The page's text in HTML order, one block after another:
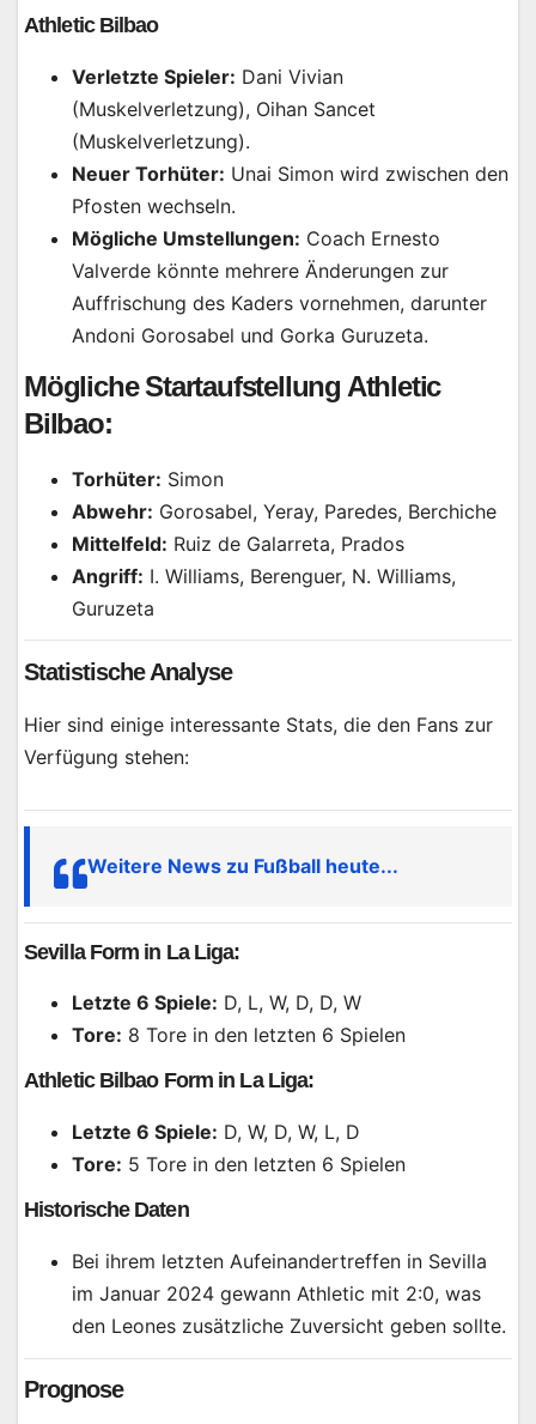
Athletic Bilbao
Verletzte Spieler: Dani Vivian
(Muskelverletzung), Oihan Sancet
(Muskelverletzung).
Neuer Torhüter: Unai Simon wird zwischen den
Pfosten wechseln.
Mögliche Umstellungen: Coach Ernesto
Valverde könnte mehrere Änderungen zur
Auffrischung des Kaders vornehmen, darunter
Andoni Gorosabel und Gorka Guruzeta.
Mögliche Startaufstellung Athletic
Bilbao:
Torhüter: Simon
Abwehr: Gorosabel, Yeray, Paredes, Berchiche
Mittelfeld: Ruiz de Galarreta, Prados
Angriff: I. Williams, Berenguer, N. Williams,
Guruzeta
Statistische Analyse
Hier sind einige interessante Stats, die den Fans zur
Verfügung stehen:
Weitere News zu Fußball heute...
Sevilla Form in La Liga:
Letzte 6 Spiele: D, L, W, D, D, W
Tore: 8 Tore in den letzten 6 Spielen
Athletic Bilbao Form in La Liga:
Letzte 6 Spiele: D, W, D, W, L, D
Tore: 5 Tore in den letzten 6 Spielen
Historische Daten
Bei ihrem letzten Aufeinandertreffen in Sevilla
im Januar 2024 gewann Athletic mit 2:0, was
den Leones zusätzliche Zuversicht geben sollte.
Prognose